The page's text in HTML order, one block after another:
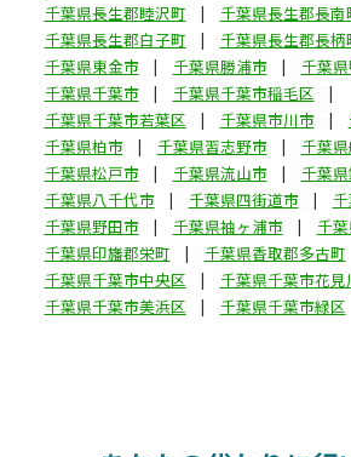
千葉県長生郡睦沢町
千葉県長生郡長南
千葉県長生郡白子町
千葉県長生郡長柄
千葉県東金市
千葉県勝浦市
千葉
千葉県千葉市
千葉県千葉市稲毛区
千葉県千葉市若葉区
千葉県市川市
千葉県柏市
千葉県習志野市
千葉
千葉県松戸市
千葉県流山市
千葉
千葉県八千代市
千葉県四街道市
千葉県野田市
千葉県袖ヶ浦市
千
千葉県印旛郡栄町
千葉県香取郡多古町
千葉県千葉市中央区
千葉県千葉市花見
千葉県千葉市美浜区
千葉県千葉市緑区